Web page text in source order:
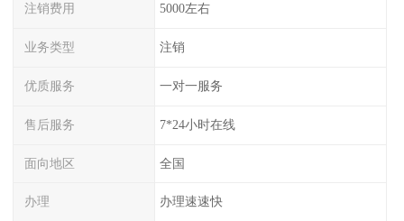
注销费用 5000左右
业务类型 注销
优质服务 一对一服务
售后服务 7*24小时在线
面向地区 全国
办理 办理速速快